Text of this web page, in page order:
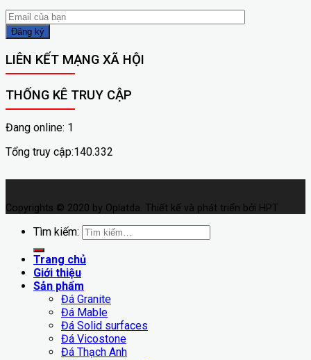
LIÊN KẾT MẠNG XÃ HỘI
THỐNG KÊ TRUY CẬP
Đang online: 1
Tổng truy cập:140.332
Copyrights © 2020 by Oplatda. Thiết kế và phát triển bởi HPT
Tìm kiếm:
Trang chủ
Giới thiệu
Sản phẩm
Đá Granite
Đá Mable
Đá Solid surfaces
Đá Vicostone
Đá Thạch Anh